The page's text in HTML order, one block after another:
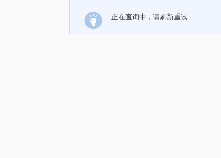
正在查询中，请刷新重试